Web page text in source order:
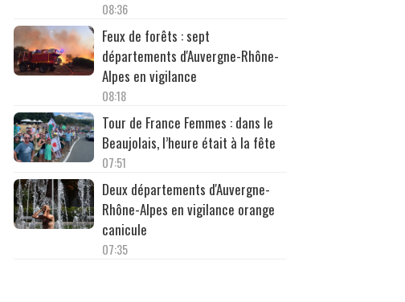
08:36
Feux de forêts : sept
départements d'Auvergne-Rhône-
Alpes en vigilance
08:18
Tour de France Femmes : dans le
Beaujolais, l’heure était à la fête
07:51
Deux départements d'Auvergne-
Rhône-Alpes en vigilance orange
canicule
07:35